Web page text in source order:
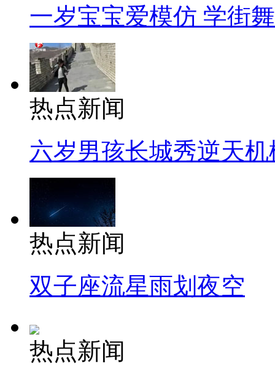
一岁宝宝爱模仿 学街
热点新闻
六岁男孩长城秀逆天机
热点新闻
双子座流星雨划夜空
热点新闻